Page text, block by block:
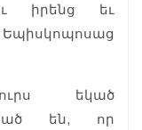
իրենց եւ
եկած
են, որ